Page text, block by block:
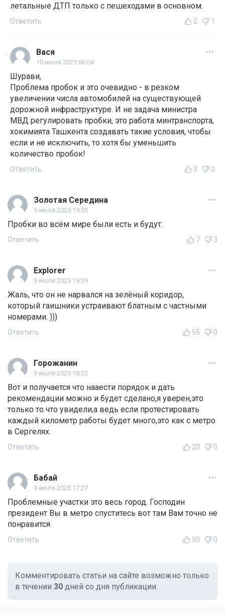
летальные ДТП только с пешеходами в основном.
Ответить 2 1
Вася
10 июля 2025 06:04
Шурави,
Проблема пробок и это очевидно - в резком
увеличении числа автомобилей на существующей
дорожной инфраструктуре. И не задача министра
МВД регулировать пробки, это работа минтранспорта,
хокимията Ташкента создавать такие условия, чтобы
если и не исключить, то хотя бы уменьшить
количество пробок!
Ответить 3 0
Золотая Середина
9 июля 2025 19:55
Пробки во всём мире были есть и будут.
Ответить 7 3
Explorer
9 июля 2025 19:29
Жаль, что он не нарвался на зелёный коридор,
который гаишники устраивают блатным с частными
номерами. )))
Ответить 55 0
Горожанин
9 июля 2025 18:32
Вот и получается что нааести порядок и дать
рекомендации можно и будет сделано,я уверен,это
только то что увидели,а ведь если протестировать
каждый километр работы будет много,это как с метро
в Сергелях.
Ответить 20 0
Бабай
9 июля 2025 17:27
Проблемные участки это весь город. Господин
президент Вы в метро спуститесь вот там Вам точно не
понравится
Ответить 50 0
Комментировать статьи на сайте возможно только
в течении 30 дней со дня публикации.